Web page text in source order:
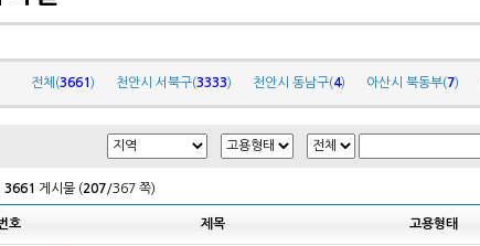
전체(3661 ) 천안시 서북구(3333) 천안시 동남구(4) 아산시 북동부(7)
3661 게시물 (207/367 쪽)
호 제목 고용형태